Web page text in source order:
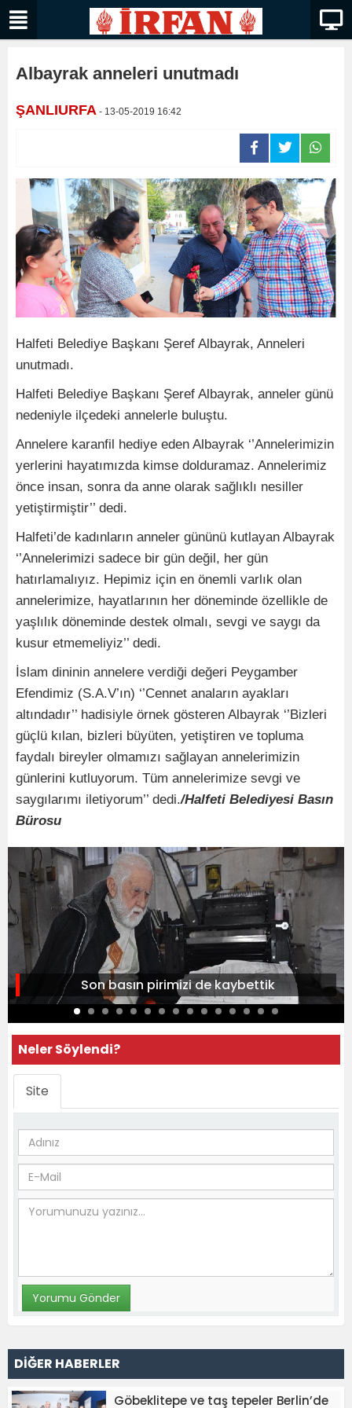
Albayrak anneleri unutmadı
ŞANLIURFA - 13-05-2019 16:42
Halfeti Belediye Başkanı Şeref Albayrak, Anneleri
unutmadı.
Halfeti Belediye Başkanı Şeref Albayrak, anneler günü
nedeniyle ilçedeki annelerle buluştu.
Annelere karanfil hediye eden Albayrak ‘’Annelerimizin
yerlerini hayatımızda kimse dolduramaz. Annelerimiz
önce insan, sonra da anne olarak sağlıklı nesiller
yetiştirmiştir’’ dedi.
Halfeti’de kadınların anneler gününü kutlayan Albayrak
‘’Annelerimizi sadece bir gün değil, her gün
hatırlamalıyız. Hepimiz için en önemli varlık olan
annelerimize, hayatlarının her döneminde özellikle de
yaşlılık döneminde destek olmalı, sevgi ve saygı da
kusur etmemeliyiz’’ dedi.
İslam dininin annelere verdiği değeri Peygamber
Efendimiz (S.A.V’ın) ‘’Cennet anaların ayakları
altındadır’’ hadisiyle örnek gösteren Albayrak ‘’Bizleri
güçlü kılan, bizleri büyüten, yetiştiren ve topluma
faydalı bireyler olmamızı sağlayan annelerimizin
günlerini kutluyorum. Tüm annelerimize sevgi ve
saygılarımı iletiyorum’’ dedi./Halfeti Belediyesi Basın
Bürosu
Son basın pirimizi de kaybettik
Neler Söylendi?
Site
DİĞER HABERLER
Göbeklitepe ve taş tepeler Berlin’de